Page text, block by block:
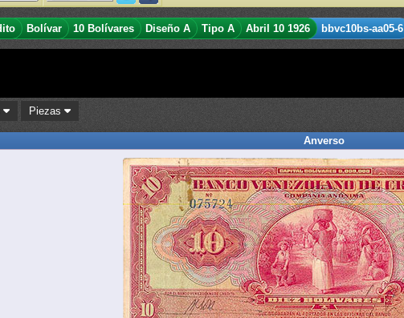
Bolívar 10 Bolívares Diseño A Tipo A Abril 10 1926 bbvc10bs-aa05-6
Piezas
Anverso